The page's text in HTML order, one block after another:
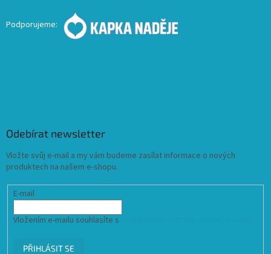
Podporujeme:
Odebírat newsletter
Vložte svůj e-mail a my vám budeme zasílat informace o nových
produktech na našem e-shopu.
E-mail
Vložením e-mailu souhlasíte s
PŘIHLÁSIT SE